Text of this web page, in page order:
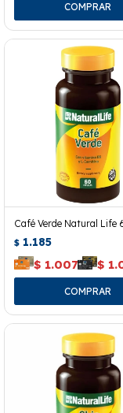
Café Verde Natural Life
$ 1.185
$ 1.007 $